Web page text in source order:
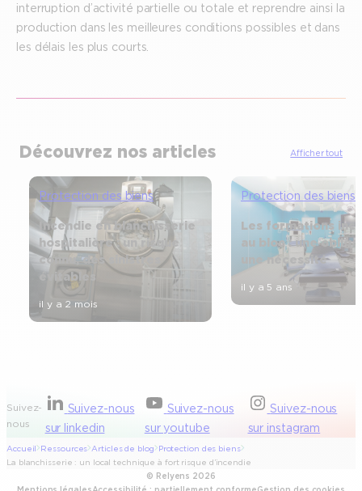
interruption d’activité partielle ou totale et reprendre ainsi la
production dans les meilleures conditions possibles et dans
les délais les plus courts.
Découvrez nos articles Afficher tout
Protection des biens
Incendie en blanchisserie
hospitalière : un risque
connu, des sinistres
évitables
il y a 2 mois
Protection des biens
Les formations
au bloc : une
une nécessité
il y a 5 ans
Suivez-
nous
Suivez-nous
sur linkedin
Suivez-nous
sur youtube
Suivez-nous
sur instagram
Accueil Ressources Articles de blog Protection des biens
La blanchisserie : un local technique à fort risque d’incendie
© Relyens 2026